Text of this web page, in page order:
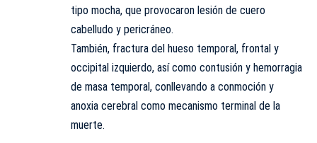
tipo mocha, que provocaron lesión de cuero
cabelludo y pericráneo.
También, fractura del hueso temporal, frontal y
occipital izquierdo, así como contusión y hemorragia
de masa temporal, conllevando a conmoción y
anoxia cerebral como mecanismo terminal de la
muerte.